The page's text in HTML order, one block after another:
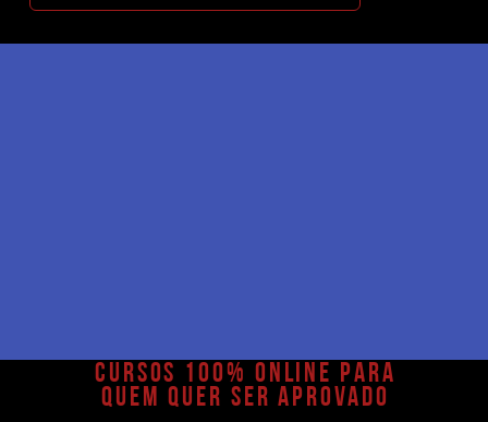
CURSOS 100% ONLINE PARA
QUEM QUER SER APROVADO